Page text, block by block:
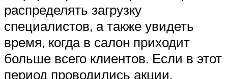
распределять загрузку
специалистов, а также увидеть
время, когда в салон приходит
больше всего клиентов. Если в этот
период проводились акции,